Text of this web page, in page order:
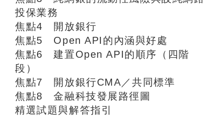
投保業務
焦點4 開放銀行
焦點5 Open API的內涵與好處
焦點6 建置Open API的順序（四階
段）
焦點7 開放銀行CMA／共同標準
焦點8 金融科技發展路徑圖
精選試題與解答指引